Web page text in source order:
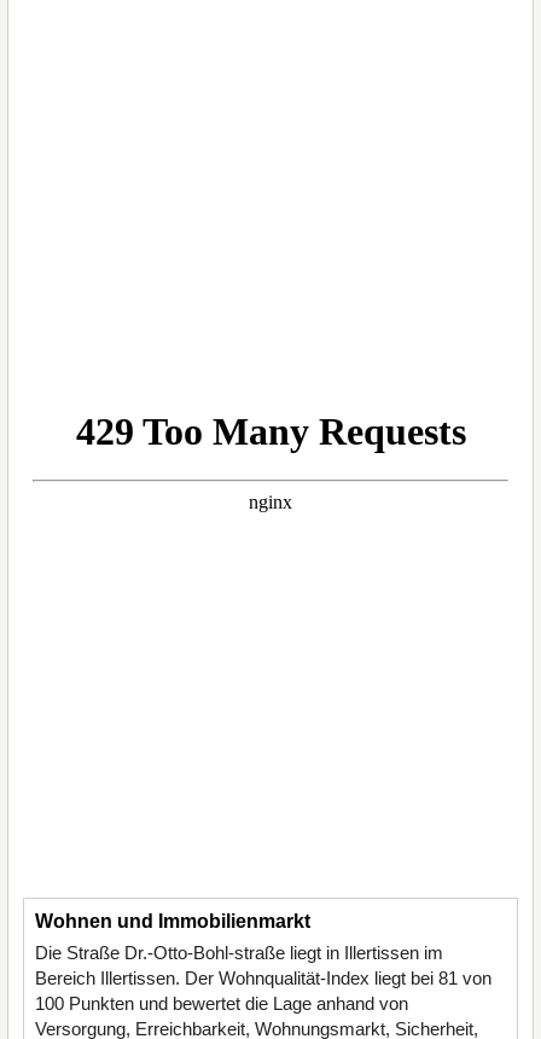
Wohnen und Immobilienmarkt
Die Straße Dr.-Otto-Bohl-straße liegt in Illertissen im
Bereich Illertissen. Der Wohnqualität-Index liegt bei 81 von
100 Punkten und bewertet die Lage anhand von
Versorgung, Erreichbarkeit, Wohnungsmarkt, Sicherheit,